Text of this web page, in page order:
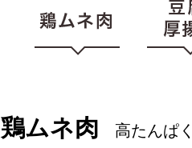
鶏ムネ肉 高たんぱ
牛肉
魚
探す